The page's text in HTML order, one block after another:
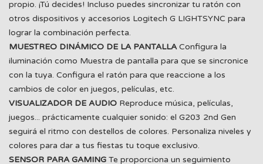
propio. ¡Tú decides! Incluso puedes sincronizar tu ratón con
otros dispositivos y accesorios Logitech G LIGHTSYNC para
lograr la combinación perfecta.
MUESTREO DINÁMICO DE LA PANTALLAConfigura la
iluminación como Muestra de pantalla para que se sincronice
con la tuya. Configura el ratón para que reaccione a los
cambios de color en juegos, películas, etc.
VISUALIZADOR DE AUDIO Reproduce música, películas,
juegos... prácticamente cualquier sonido: el G203 2nd Gen
seguirá el ritmo con destellos de colores. Personaliza niveles y
colores para dar a tus fiestas tu toque exclusivo.
SENSOR PARA GAMING Te proporciona un seguimiento